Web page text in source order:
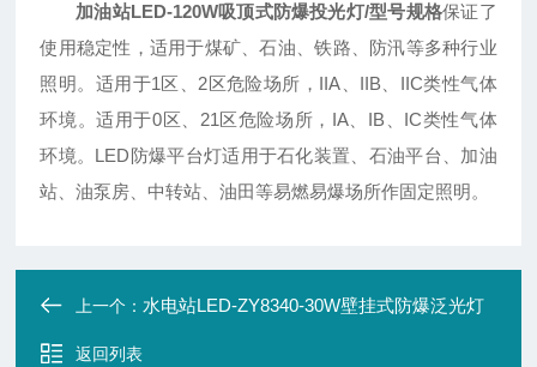
加油站LED-120W吸顶式防爆投光灯/型号规格保证了
使用稳定性，适用于煤矿、石油、铁路、防汛等多种行业
照明。适用于1区、2区危险场所，IIA、IIB、IIC类性气体
环境。适用于0区、21区危险场所，IA、IB、IC类性气体
环境。LED防爆平台灯适用于石化装置、石油平台、加油
站、油泵房、中转站、油田等易燃易爆场所作固定照明。
上一个： 水电站LED-ZY8340-30W壁挂式防爆泛光灯
返回列表